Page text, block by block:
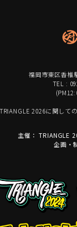
福岡市東区香椎
TEL :
2026に関して
主催： TRIANGLE
企画・